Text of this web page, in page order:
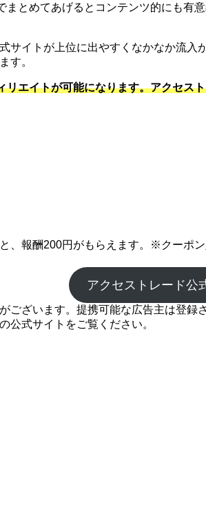
とめてあげるとコンテンツ的にも
サイトが上位に出やすくなかなか流
す。
エイトが可能になります。アクセ
、報酬200円がもらえます。※クーポ
アクセストレード公
ございます。提携可能な広告主は登
公式サイトをご覧ください。